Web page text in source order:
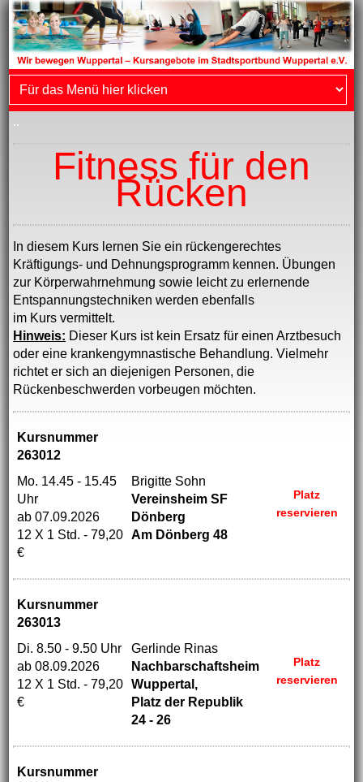
..
Fitness für den
Rücken
In diesem Kurs lernen Sie ein rückengerechtes
Kräftigungs- und Dehnungsprogramm kennen. Übungen
zur Körperwahrnehmung sowie leicht zu erlernende
Entspannungstechniken werden ebenfalls
im Kurs vermittelt.
Hinweis: Dieser Kurs ist kein Ersatz für einen Arztbesuch
oder eine krankengymnastische Behandlung. Vielmehr
richtet er sich an diejenigen Personen, die
Rückenbeschwerden vorbeugen möchten.
Kursnummer
263012
Mo. 14.45 - 15.45
Uhr
ab 07.09.2026
12 X 1 Std. - 79,20
€
Brigitte Sohn
Vereinsheim SF
Dönberg
Am Dönberg 48
Platz
reservieren
Kursnummer
263013
Di. 8.50 - 9.50 Uhr
ab 08.09.2026
12 X 1 Std. - 79,20
€
Gerlinde Rinas
Nachbarschaftsheim
Wuppertal,
Platz der Republik
24 - 26
Platz
reservieren
Kursnummer